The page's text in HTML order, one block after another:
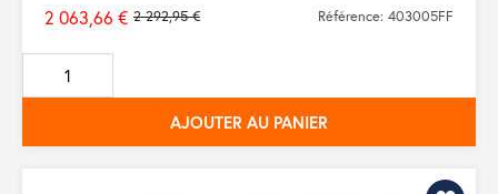
Prix
de
base
2 292,95 €
2 063,66 € Référence: 403005FF
AJOUTER AU PANIER